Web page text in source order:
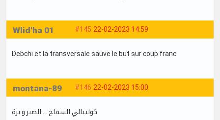
#145 22-02-2023 14:59
Wlid'ha 01
Debchi et la transversale sauve le but sur coup franc
#146 22-02-2023 15:00
montana-89
كوليبالي السماح ... الصبر و برة